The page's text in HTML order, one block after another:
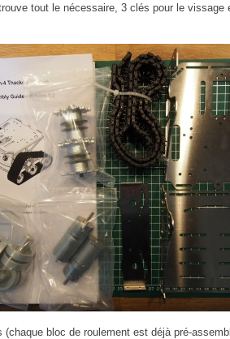
tout le nécessaire, 3 clés pour le vissage
(chaque bloc de roulement est déjà pré-